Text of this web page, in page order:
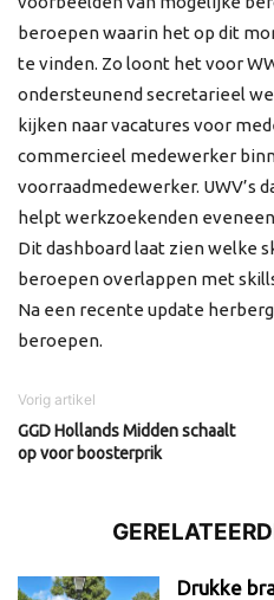
beroepen waarin het op dit
te vinden. Zo loont het voor
ondersteunend secretarieel
kijken naar vacatures voor
commercieel medewerker
voorraadmedewerker. UWV’s
helpt werkzoekenden
Dit dashboard laat zien welke
beroepen overlappen met
Na een recente update
beroepen.
Vorig artikel
GGD Hollands Midden schaalt
op voor boosterprik
Drukke